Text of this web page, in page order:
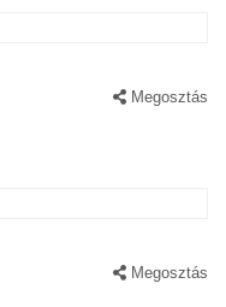
Megosztás
Megosztás